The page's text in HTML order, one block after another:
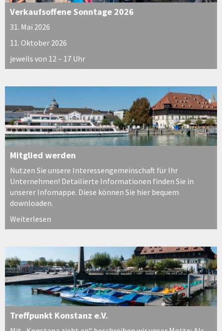
Verkaufsoffene Sonntage 2026
31. Mai 2026
11. Oktober 2026
jeweils von 12 – 17 Uhr
Mitglied werden
Nutzen Sie unsere Interessengemeinschaft für Ihr
Unternehmen! Detailierte Informationen finden Sie in
unserer Infomappe. Diese können Sie hier bequem
downloaden.
Weiterlesen
Treffpunkt Konstanz e.V.